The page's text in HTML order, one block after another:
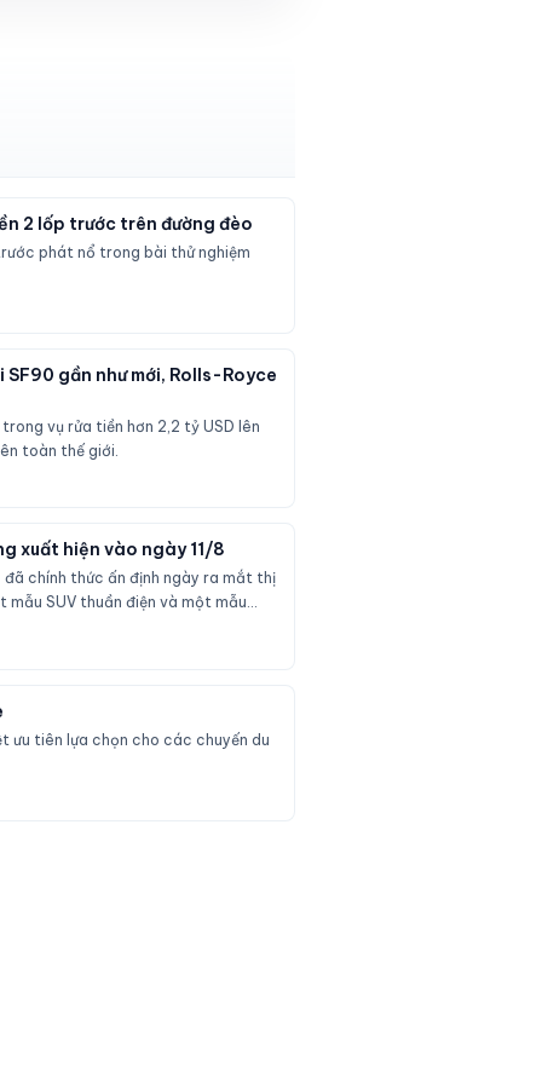
2 lốp trước trên đường đèo
phát nổ trong bài thử nghiệm
gần như mới, Rolls-Royce
vụ rửa tiền hơn 2,2 tỷ USD lên
toàn thế giới.
xuất hiện vào ngày 11/8
đã chính thức ấn định ngày ra mắt thị
mẫu SUV thuần điện và một mẫu
ưu tiên lựa chọn cho các chuyến du